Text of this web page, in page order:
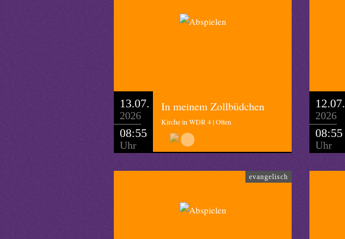
13.07.
2026
08:55
Uhr
In meinem Zollbüdchen
Kirche in WDR 4 | Otten
12.07.
2026
08:55
Uhr
evangelisch